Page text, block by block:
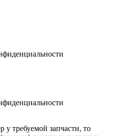
у требуемой запчасти, то